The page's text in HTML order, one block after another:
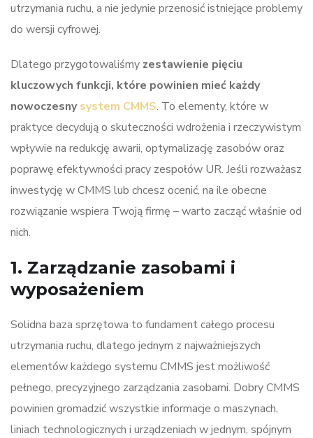
utrzymania ruchu, a nie jedynie przenosić istniejące problemy
do wersji cyfrowej.
Dlatego przygotowaliśmy zestawienie pięciu
kluczowych funkcji, które powinien mieć każdy
nowoczesnysystem CMMS. To elementy, które w
praktyce decydują o skuteczności wdrożenia i rzeczywistym
wpływie na redukcję awarii, optymalizację zasobów oraz
poprawę efektywności pracy zespołów UR. Jeśli rozważasz
inwestycję w CMMS lub chcesz ocenić, na ile obecne
rozwiązanie wspiera Twoją firmę – warto zacząć właśnie od
nich.
1. Zarządzanie zasobami i
wyposażeniem
Solidna baza sprzętowa to fundament całego procesu
utrzymania ruchu, dlatego jednym z najważniejszych
elementów każdego systemu CMMS jest możliwość
pełnego, precyzyjnego zarządzania zasobami. Dobry CMMS
powinien gromadzić wszystkie informacje o maszynach,
liniach technologicznych i urządzeniach w jednym, spójnym